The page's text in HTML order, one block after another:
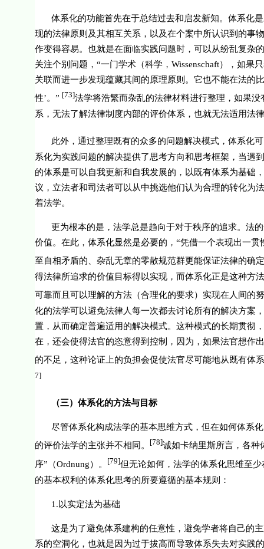
体系化的功能首先在于总结过去和启发新知。体系化
现的法律原则及其相互关系，以及在个案中所认识到的事
作变得容易。也就是在面临实践问题时，可以从纷乱复杂
关注个别问题，“一门学术（科学， Wissenschaft），如果
关联而进一步发现蕴藏其间的原理原则。它也不能在法的
性’。” [73]法学将浩繁而杂乱的法律材料进行整理，如果
系，无法了解法律制度内部的评价体系，也就无法适用法
此外，通过整理既有的众多的问题解决模式，体系化
系化为实践问题的解决提供了思考方向和思考框架，当遇
的体系是可以自我更新和自我发展的，以既有体系为基础
议，立法者和司法者可以从中挑选他们认为合理的转化为
着法学。
更为根本的是，法学总是趋向于对于秩序的追求。法
价值。在此，体系化显然是必要的，“凭借一个表现出一
至自相矛盾的、杂乱无章的零散规范群更能保证法律的确
得法律所追求的价值目标得以实现，而体系化正是这种方
可靠而且可以理解的方法（合理化的要求）实现在人间的
化的法学可以避免法律人每一次都去讨论所有的解决方案
置，从而确定普遍适用的解决模式。这种模式的长期贯彻
在，还会使得法官的恣意得到控制，因为，如果法官想作
的不足，这种论证上的负担会促使法官尽可能地从既有体
7]
（三）体系化的方法与目标
尽管体系化构成法学的基本思维方式，但在如何体系
的评价法学的主张并不相同。
[78]诚如卡纳里斯所言，各种
序”（Ordnung）。 [79]但无论如何，法学的体系化思维至
的基本权利的体系化思考的所要遵循的基本规则：
1.以实定法为基础
这是为了避免体系建构的任意性，避免学者将自己的
系的空洞化，也就是因为过于拔高而导致体系失去对实践